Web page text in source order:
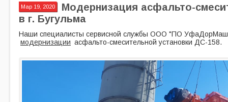
Мар 19, 2020
Модернизация асфальто-
в г. Бугульма
Наши специалисты сервисной службы ООО "ПО
модернизации асфальто-смесительной установки ДС-158.